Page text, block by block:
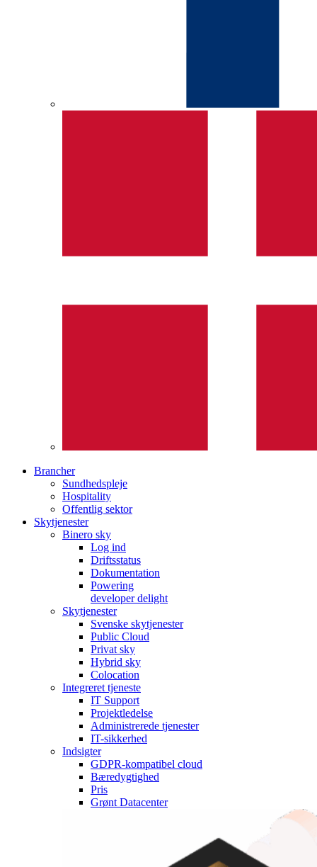
Brancher
Sundhedspleje
Hospitality
Offentlig sektor
Skytjenester
Binero sky
Log ind
Driftsstatus
Dokumentation
Powering
developer delight
Skytjenester
Svenske skytjenester
Public Cloud
Privat sky
Hybrid sky
Colocation
Integreret tjeneste
IT Support
Projektledelse
Administrerede tjenester
IT-sikkerhed
Indsigter
GDPR-kompatibel cloud
Bæredygtighed
Pris
Grønt Datacenter